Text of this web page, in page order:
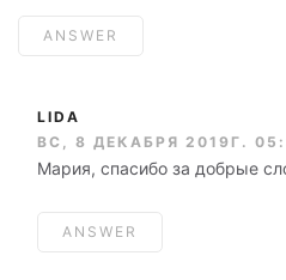
ANSWER
LIDA
ВС, 8 ДЕКАБРЯ 2019Г.
Мария, спасибо за добрые
ANSWER